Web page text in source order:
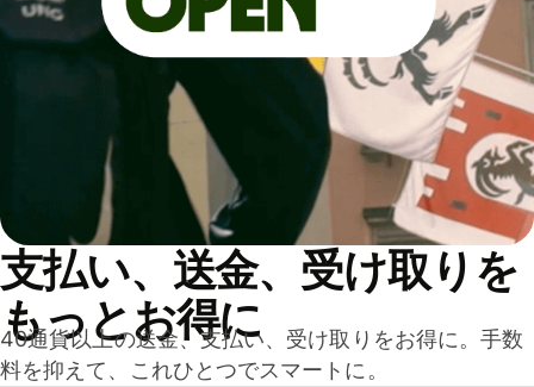
支払い、送金、受け取りを
もっとお得に
40通貨以上の送金、支払い、受け取りをお得に。手数
料を抑えて、これひとつでスマートに。